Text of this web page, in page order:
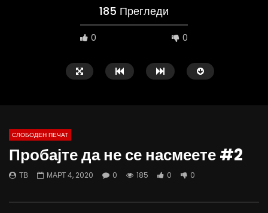
185 Прегледи
0 0
02:08
најевтини – каде пазаруваат
додека сме надвор од
СЛОБОДЕН ПЕЧАТ
Пробајте да не се насмеете #2
ТВ МАРТ 4, 2020 0 185 0 0